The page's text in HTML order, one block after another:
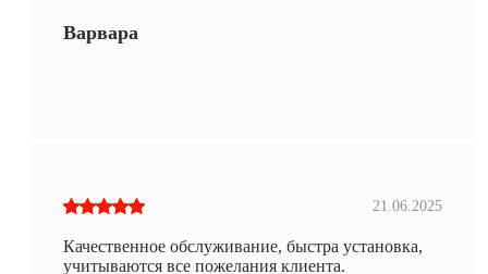
Варвара
21.06.2025
Качественное обслуживание, быстра установка,
учитываются все пожелания клиента.